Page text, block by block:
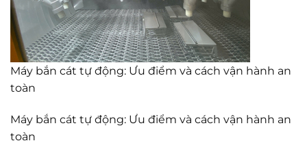
Máy bắn cát tự động: Ưu điểm và cách vận hành an
toàn
Máy bắn cát tự động: Ưu điểm và cách vận hành an
toàn